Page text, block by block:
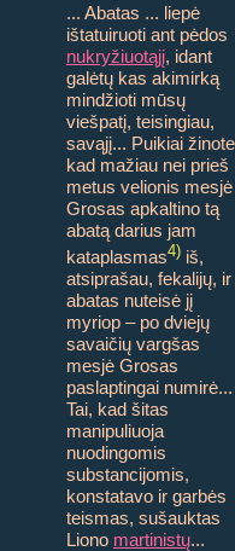
... Abatas ... liepė
ištatuiruoti ant pėdos
nukryžiuotąjį, idant
galėtų kas akimirką
mindžioti mūsų
viešpatį, teisingiau,
savąjį... Puikiai
kad mažiau nei prieš
metus velionis mesjė
Grosas apkaltino tą
abatą darius jam
kataplasmas4) iš,
atsiprašau, fekalijų, ir
abatas nuteisė jį
myriop – po dviejų
savaičių vargšas
mesjė Grosas
paslaptingai numirė...
Tai, kad šitas
manipuliuoja
nuodingomis
substancijomis,
konstatavo ir garbės
teismas, sušauktas
Liono martinistų...